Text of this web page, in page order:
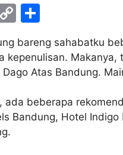
C
p
y
n
k
ar
e
bareng sahabatku
kepenulisan.
Atas Bandung.
ada beberapa
Bandung, Hotel